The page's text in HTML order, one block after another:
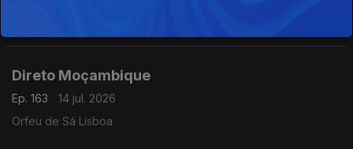
Direto Moçambique
Ep. 163
14 jul. 2026
Orfeu de Sá Lisboa